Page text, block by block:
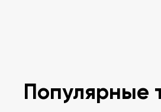
Вид крепления На кронштейны
Цвет покрытия Серый
Популярные